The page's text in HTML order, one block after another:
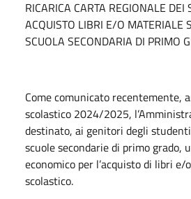
RICARICA CARTA REGIONALE DEI
ACQUISTO LIBRI E/O MATERIALE
SCUOLA SECONDARIA DI PRIMO
Come comunicato recentemente,
scolastico 2024/2025,
destinato, ai genitori degli
scuole secondarie di primo grado,
economico per l’acquisto di libri e/
scolastico.